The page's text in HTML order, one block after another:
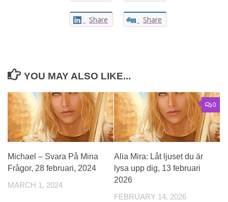
Share Share
YOU MAY ALSO LIKE...
Michael – Svara På Mina
Frågor, 28 februari, 2024
MARCH 1, 2024
0
Alia Mira: Låt ljuset du är
lysa upp dig, 13 februari
2026
FEBRUARY 14, 2026